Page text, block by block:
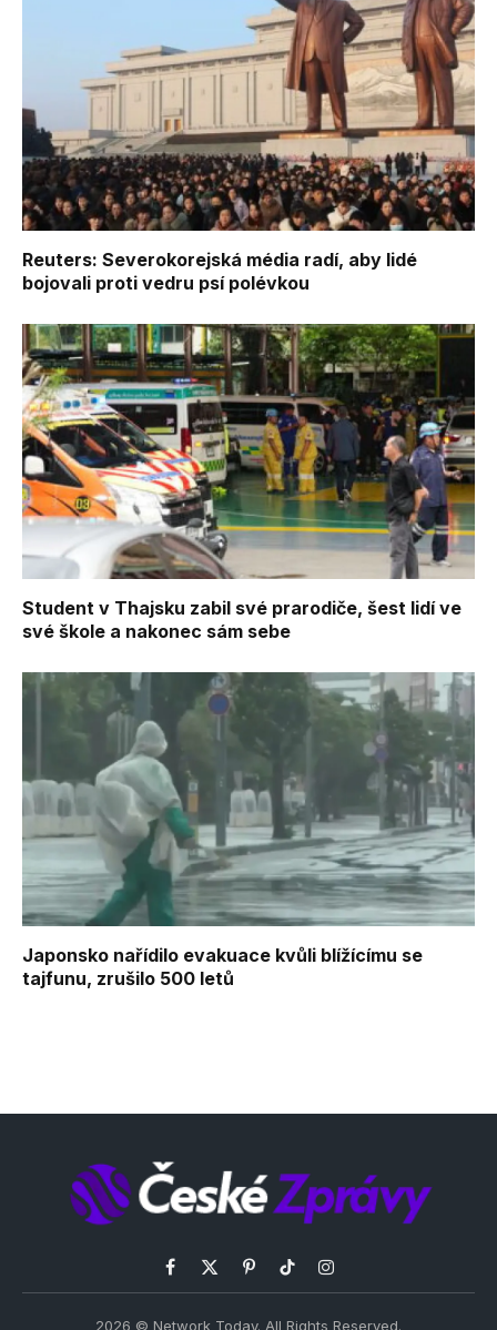
Reuters: Severokorejská média radí, aby lidé
bojovali proti vedru psí polévkou
Student v Thajsku zabil své prarodiče, šest lidí ve
své škole a nakonec sám sebe
Japonsko nařídilo evakuace kvůli blížícímu se
tajfunu, zrušilo 500 letů
Facebook
X
PinterestTikTokInstagram
2026 © Network Today. All Rights Reserved.